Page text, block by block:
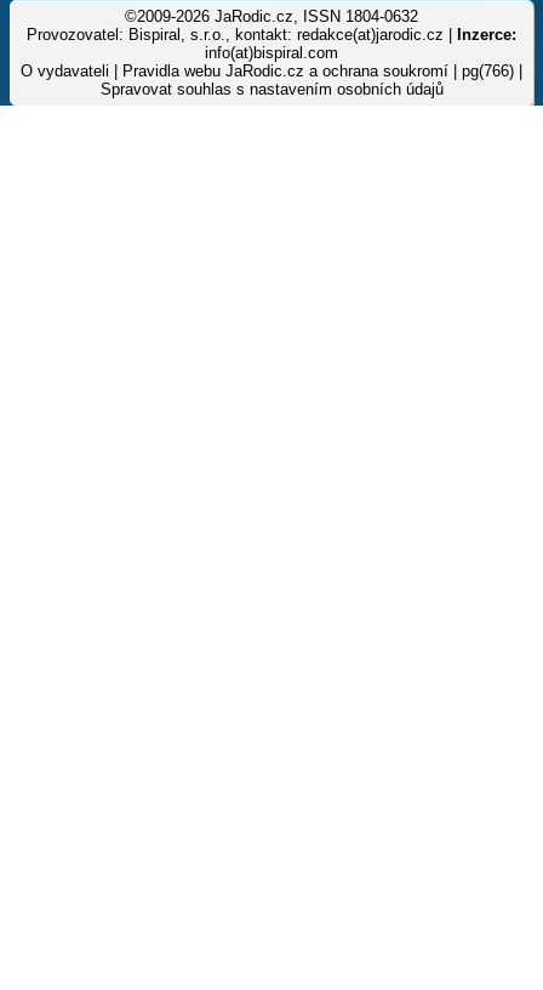
©2009-2026 JaRodic.cz, ISSN 1804-0632
Provozovatel: Bispiral, s.r.o., kontakt: redakce(at)jarodic.cz |
Inzerce:
info(at)bispiral.com
O vydavateli
Pravidla webu JaRodic.cz a ochrana soukromí | pg(766) |
Spravovat souhlas s nastavením osobních údajů